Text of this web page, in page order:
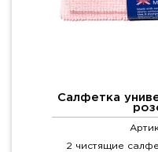
Салфетка
2 чистящие